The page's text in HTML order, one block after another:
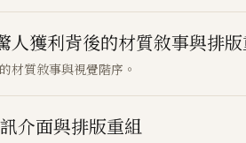
人獲利背後的材質敘事與排
材質敘事與視覺階序。
介面與排版重組